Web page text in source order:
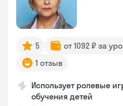
5 от 1092 ₽ за
1 отзыв
Использует ролевые
обучения детей